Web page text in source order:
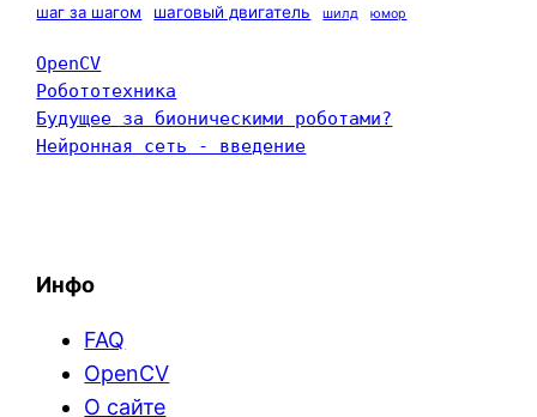
шаг за шагом шаговый двигатель шилд юмор
OpenCV
Робототехника
Будущее за бионическими роботами?
Нейронная сеть - введение
Инфо
FAQ
OpenCV
О сайте